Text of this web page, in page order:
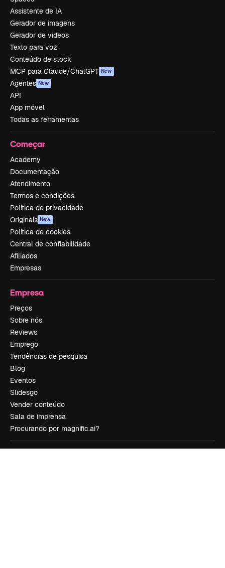
Assistente de IA
Gerador de imagens
Gerador de vídeos
Texto para voz
Conteúdo de stock
MCP para Claude/ChatGPT New
Agentes New
API
App móvel
Todas as ferramentas
Começar
Academy
Documentação
Atendimento
Termos e condições
Política de privacidade
Originais New
Política de cookies
Central de confiabilidade
Afiliados
Empresas
Empresa
Preços
Sobre nós
Reviews
Emprego
Tendências de pesquisa
Blog
Eventos
Slidesgo
Vender conteúdo
Sala de imprensa
Procurando por magnific.ai?